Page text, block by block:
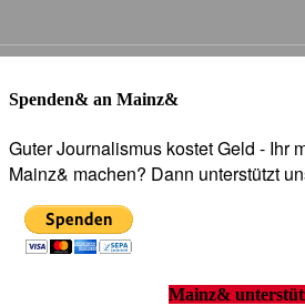
Spenden& an Mainz&
Guter Journalismus kostet Geld - Ihr
Mainz& machen? Dann unterstützt
Mainz&